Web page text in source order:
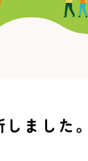
ました。